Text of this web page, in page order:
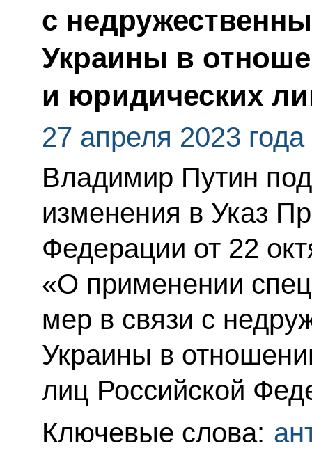
с
Украины в
и юридических
27 апреля 2023 года
Владимир Путин
изменения в Указ
Федерации от 22
«О применении
мер в связи с
Украины в
лиц Российской
Ключевые слова: